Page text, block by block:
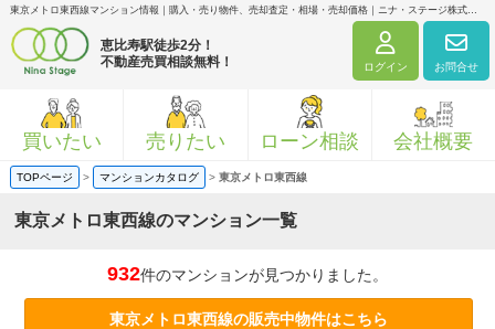
東京メトロ東西線マンション情報｜購入・売り物件、売却査定・相場・売却価格｜ニナ・ステージ株式会社
恵比寿駅徒歩2分！
不動産売買相談無料！
ログイン お問合せ
買いたい 売りたい ローン相談 会社概要
TOPページ > マンションカタログ > 東京メトロ東西線
東京メトロ東西線のマンション一覧
932件のマンションが見つかりました。
東京メトロ東西線の販売中物件はこちら